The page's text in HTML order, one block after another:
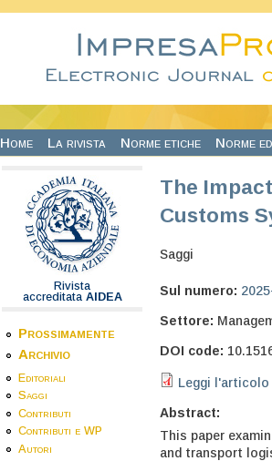
Home La rivista Norme etiche Norme
Rivista
accreditata AIDEA
Prossimamente
Archivio
Editoriali
Saggi
Contributi
Contributi e WP
Autori
The
Customs
Saggi
Sul numero:
Settore:
DOI code:
Leggi l'articolo
Abstract:
This paper
and transport